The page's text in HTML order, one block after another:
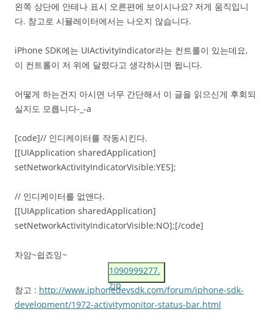
왼쪽 상단에 안테나 표시 오른편에 보이시나요? 저게 움직입니
다. 참고로 시뮬레이터에서는 나오지 않습니다.
iPhone SDK에는 UIActivityIndicator라는 컨트롤이 있는데요,
이 컨트롤이 저 위에 달렸다고 생각하시면 됩니다.
어떻게 하는건지 아시면 너무 간단해서 이 글을 읽으신게 후회되
실지도 모릅니다-_-a
[code]// 인디케이터를 작동시킨다.
[[UIApplication sharedApplication]
setNetworkActivityIndicatorVisible:YES];
// 인디케이터를 없앤다.
[[UIApplication sharedApplication]
setNetworkActivityIndicatorVisible:NO];[/code]
차암~쉽죠잉~
1090999277.
zip
참고 : http://www.iphonedevsdk.com/forum/iphone-sdk-
development/1972-activitymonitor-status-bar.html